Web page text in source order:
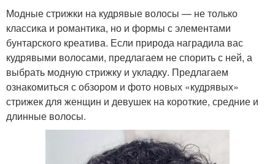
Модные стрижки на кудрявые волосы — не только
классика и романтика, но и формы с элементами
бунтарского креатива. Если природа наградила вас
кудрявыми волосами, предлагаем не спорить с ней, а
выбрать модную стрижку и укладку.⁣⁣ Предлагаем
ознакомиться с обзором и фото новых «кудрявых»
стрижек для женщин и девушек на короткие, средние и
длинные волосы.